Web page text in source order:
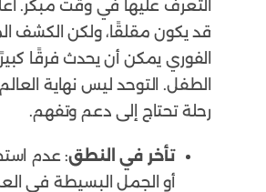
التعرف عليها في وقت مبكر.
قد يكون مقلقًا، ولكن الكشف
الفوري يمكن أن يحدث فرقًا
الطفل. التوحد ليس نهاية
رحلة تحتاج إلى دعم وتفهم.
تأخر في النطق: عدم
أو الجمل البسيطة في